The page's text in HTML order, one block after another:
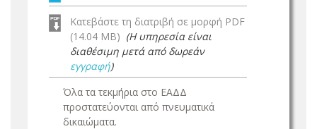
Κατεβάστε τη διατριβή σε μορφή PDF
(14.04 MB) (Η υπηρεσία είναι
διαθέσιμη μετά από δωρεάν
εγγραφή)
Όλα τα τεκμήρια στο ΕΑΔΔ
προστατεύονται από πνευματικά
δικαιώματα.